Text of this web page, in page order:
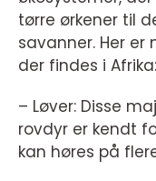
tørre ørkener til
savanner. Her er
der findes i Afrika:
– Løver: Disse
rovdyr er kendt
kan høres på